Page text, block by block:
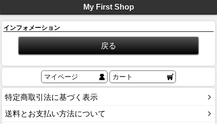
My First Shop
インフォメーション
マイページ カート
特定商取引法に基づく表示
送料とお支払い方法について